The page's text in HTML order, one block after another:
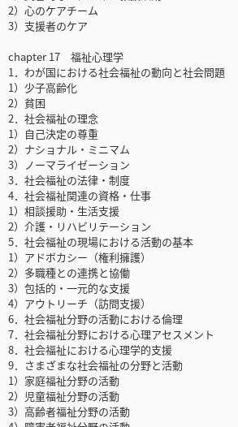
2）心のケアチーム
3）支援者のケア
chapter 17 福祉心理学
1．わが国における社会福祉の動向と社会問題
1）少子高齢化
2）貧困
2．社会福祉の理念
1）自己決定の尊重
2）ナショナル・ミニマム
3）ノーマライゼーション
3．社会福祉の法律・制度
4．社会福祉関連の資格・仕事
1）相談援助・生活支援
2）介護・リハビリテーション
5．社会福祉の現場における活動の基本
1）アドボカシー（権利擁護）
2）多職種との連携と協働
3）包括的・一元的な支援
4）アウトリーチ（訪問支援）
6．社会福祉分野の活動における倫理
7．社会福祉分野における心理アセスメント
8．社会福祉における心理学的支援
9．さまざまな社会福祉の分野と活動
1）家庭福祉分野の活動
2）児童福祉分野の活動
3）高齢者福祉分野の活動